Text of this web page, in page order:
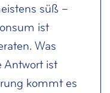
süß –
ist
Was
Antwort ist
kommt es